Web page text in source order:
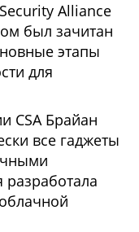
Alliance
был зачитан
этапы
для
CSA Брайан
все гаджеты